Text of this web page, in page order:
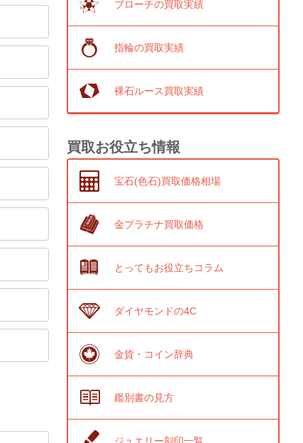
ブローチの買取実績
指輪の買取実績
裸石ルース買取実績
買取お役立ち情報
宝石(色石)買取価格相場
金プラチナ買取価格
とってもお役立ちコラム
ダイヤモンドの4C
金貨・コイン辞典
鑑別書の見方
ジュエリー刻印一覧